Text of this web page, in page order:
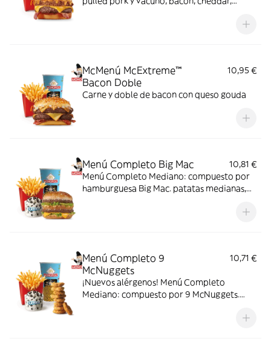
McMenú McExtreme™
Bacon Doble
10,95 €
Carne y doble de bacon con queso gouda
Menú Completo Big Mac
10,81 €
Menú Completo Mediano: compuesto por
hamburguesa Big Mac. patatas medianas,
Menú Completo 9
McNuggets
10,71 €
¡Nuevos alérgenos! Menú Completo
Mediano: compuesto por 9 McNuggets.